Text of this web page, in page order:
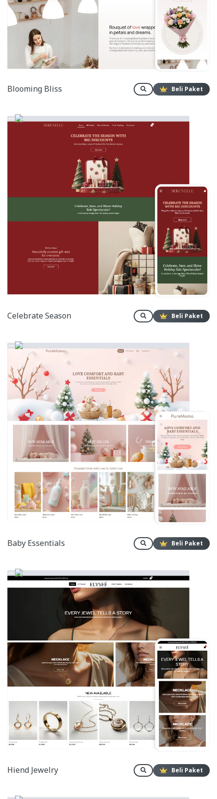
Blooming Bliss Beli Paket
Celebrate Season Beli Paket
Baby Essentials Beli Paket
Hiend Jewelry Beli Paket